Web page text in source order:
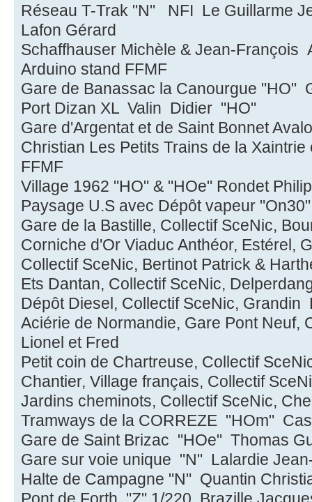
Réseau T-Trak "N" NFI Le Guillarme
Lafon Gérard
Schaffhauser Michèle & Jean-François
Arduino stand FFMF
Gare de Banassac la Canourgue "HO"
Port Dizan XL Valin Didier "HO"
Gare d'Argentat et de Saint Bonnet
Christian Les Petits Trains de la
FFMF
Village 1962 "HO" & "HOe" Rondet
Paysage U.S avec Dépôt vapeur
Gare de la Bastille, Collectif SceNic,
Corniche d'Or Viaduc Anthéor, Estérel,
Collectif SceNic, Bertinot Patrick &
Ets Dantan, Collectif SceNic,
Dépôt Diesel, Collectif SceNic, Grandin
Aciérie de Normandie, Gare Pont Neuf,
Lionel et Fred
Petit coin de Chartreuse, Collectif
Chantier, Village français, Collectif
Jardins cheminots, Collectif SceNic,
Tramways de la CORREZE "HOm"
Gare de Saint Brizac "HOe" Thomas
Gare sur voie unique "N" Lalardie
Halte de Campagne "N" Quantin
Pont de Forth "Z" 1/220 Brazille